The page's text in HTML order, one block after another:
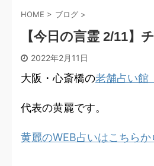
HOME > ブログ >
【今日の言霊 2/11】
2022年2月11日
大阪・心斎橋の老舗占い館
代表の黄麗です。
黄麗のWEB占いはこちら